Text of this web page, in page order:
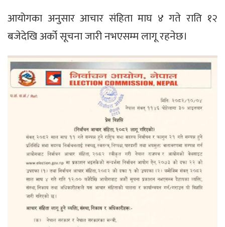
आयोगका अनुसार आचार संहिता माघ ४ गते राति १२
बजेदेखि अर्को सूचना जारी नभएसम्म लागू रहनेछ।